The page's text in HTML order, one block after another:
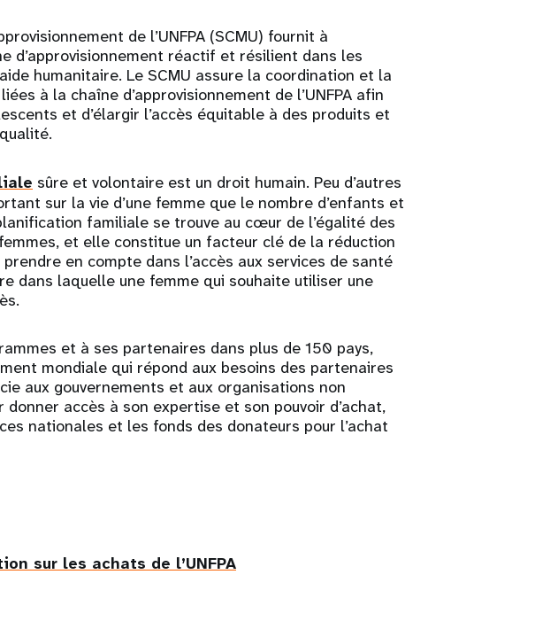
de l’UNFPA (SCMU) fournit à
d’approvisionnement réactif et résilient dans les
humanitaire. Le SCMU assure la coordination et la
à la chaîne d’approvisionnement de l’UNFPA afin
et d’élargir l’accès équitable à des produits et
sûre et volontaire est un droit humain. Peu d’autres
sur la vie d’une femme que le nombre d’enfants et
familiale se trouve au cœur de l’égalité des
et elle constitue un facteur clé de la réduction
en compte dans l’accès aux services de santé
dans laquelle une femme qui souhaite utiliser une
et à ses partenaires dans plus de 150 pays,
mondiale qui répond aux besoins des partenaires
aux gouvernements et aux organisations non
accès à son expertise et son pouvoir d’achat,
nationales et les fonds des donateurs pour l’achat
sur les achats de l’UNFPA